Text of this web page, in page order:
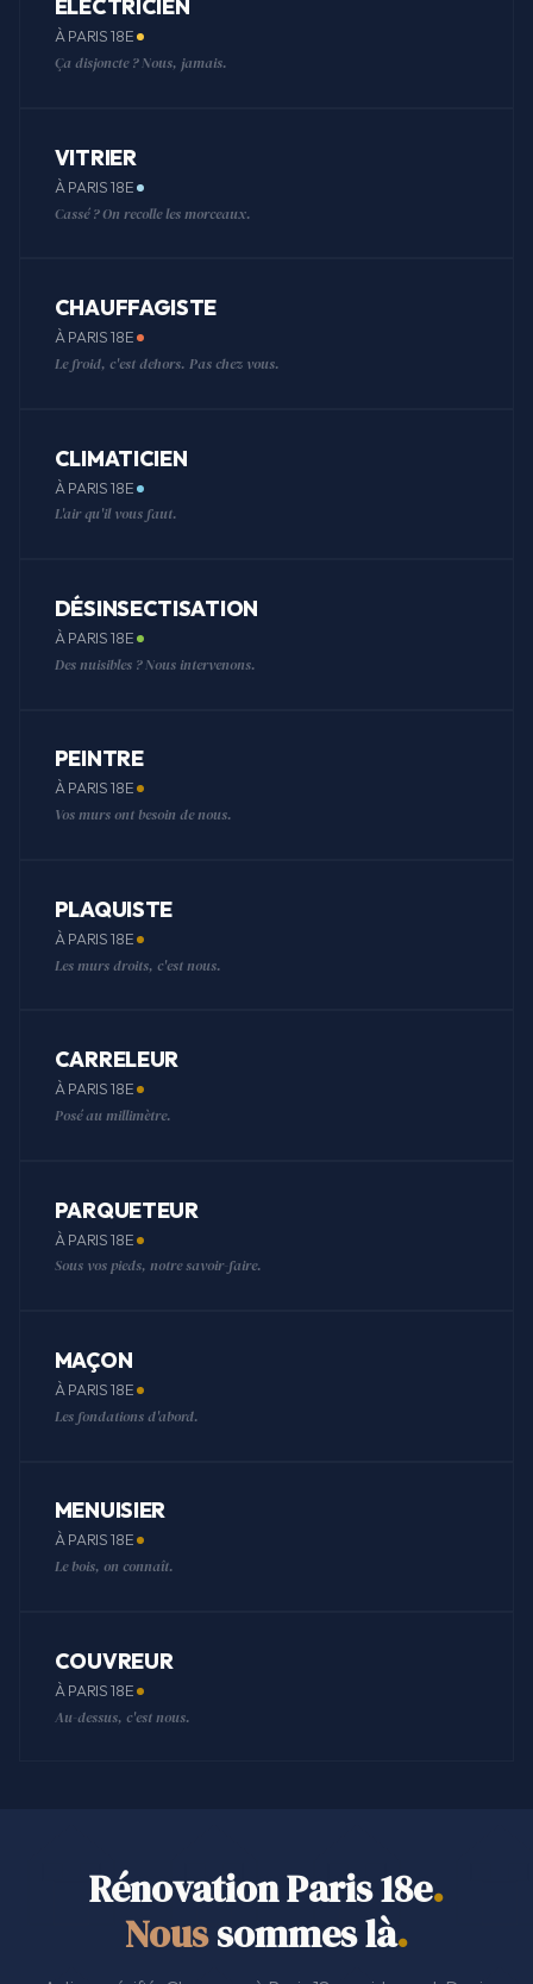
ÉLECTRICIEN
À PARIS 18E
Ça disjoncte ? Nous, jamais.
VITRIER
À PARIS 18E
Cassé ? On recolle les morceaux.
CHAUFFAGISTE
À PARIS 18E
Le froid, c'est dehors. Pas chez vous.
CLIMATICIEN
À PARIS 18E
L'air qu'il vous faut.
DÉSINSECTISATION
À PARIS 18E
Des nuisibles ? Nous intervenons.
PEINTRE
À PARIS 18E
Vos murs ont besoin de nous.
PLAQUISTE
À PARIS 18E
Les murs droits, c'est nous.
CARRELEUR
À PARIS 18E
Posé au millimètre.
PARQUETEUR
À PARIS 18E
Sous vos pieds, notre savoir-faire.
MAÇON
À PARIS 18E
Les fondations d'abord.
MENUISIER
À PARIS 18E
Le bois, on connaît.
COUVREUR
À PARIS 18E
Au-dessus, c'est nous.
Rénovation Paris 18e.
Noussommes là.